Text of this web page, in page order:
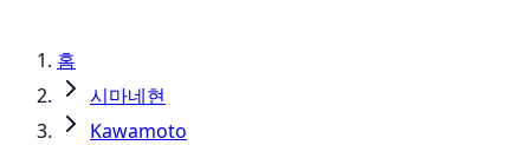
홈
시마네현
Kawamoto